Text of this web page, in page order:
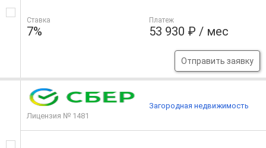
Ставка
7%
Платеж
53 930 ₽ / мес
Отправить заявку
Лицензия № 1481
Загородная недвижимость